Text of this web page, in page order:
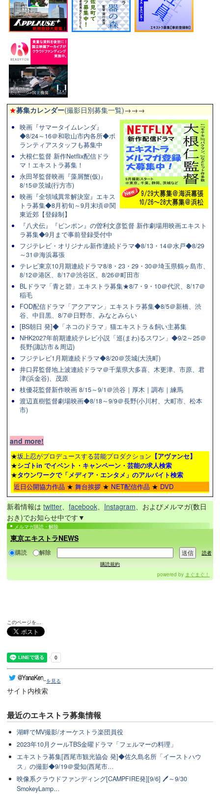
★募集カレンダー(撮影日別募集一覧)→→→
映画『サマータイムレンダ』
◆8/24～16＠和歌山市内各所◆ボ
ランティアスタッフも募集中
大根仁監督 新作Netflix配信ドラ
マ！エキストラ募集！
永田琴監督映画『藻屑蟹(仮)』
8/15＠茨城(行方市)
映画『全領域異常解決室』エキス
トラ募集◆8月初旬～9月末頃＠関
東近郊【登録制】
『八犬伝』『ピンポン』の曽利文彦監督 新作劇場用映画エキスト
ラ募集◆9月まで事前登録受付中
フジテレビ・オリジナル新作連続ドラマ◆8/13・14＠水戸◆8/29
～31＠海浜幕張
テレビ東京10月期連続ドラマ8/8・23・29・30＠埼玉県鶴ヶ島市、
8/12＠港区、8/17＠渋谷区、8/26＠町田市
BLドラマ「青と碧」エキストラ募集★8/7・9・10＠代沢、8/17＠
稲毛
FOD配信ドラマ「アクアマン」エキストラ募集◆8/5＠新橋、渋
谷、中目黒、8/7＠日野市、みなとみらい
[BS朝日 発]◆「ネコのドラマ」猫エキストラ＆飼い主募集
NHK2027年前期連続テレビ小説「巡(まわ)るスワン」◆9/2～25＠
長野(諏訪市＆周辺)
フジテレビ1月期連続ドラマ◆8/20＠茨城(大洗町)
井口昇監督地上波連続ドラマ＠千葉県大多喜、木更津、市原、君
津(浜金谷)、茂原
枝優花監督新作映画 8/15～9/1＠渋谷｜厚木｜調布｜練馬
渡辺直樹監督劇場映画◆8/18～9/9＠長野(小川村、大町市、松本
市)
and more!
★坂上忍がプロデュースする芸能プロダクション 【アヴァンセ】
★シゴトin でイベント・キャンペーン・芸能の求人検索
★タウンワークで「メディア・エンタメ」のアルバイト検索
近日公開協力作品 ★ 舞台挨拶 ★ NET配信作品 ★ DVD
新着情報は twitter facebook Instagram 、およびメルマガ(数日
おき)でお知らせ中です▼
メルマガ購読・解除
東京エキストラNEWS
購読 解除
読者
購読規約
powered by まぐまぐ！
このページを…
を見る
サイト内検索
最近のエキストラ募集情報
湖畔でMV撮影/オーケストラ楽団員役
2023年10月クールTBS金曜ドラマ「フェルマーの料理」
エキストラ募集[西尾市観光協会 発]◆佐久島名所「イーストハウ
ス」の撮影◆9/19＠愛知(西尾市…
映像系クラウドファンディング[CAMPFIRE発][9/6] 🖊～9/30
SmokeyLamp…